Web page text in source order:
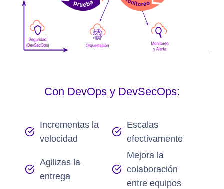
Con DevOps y DevSecOps:
Incrementas la
velocidad
Escalas
efectivamente
Agilizas la
entrega
Mejora la
colaboración
entre equipos